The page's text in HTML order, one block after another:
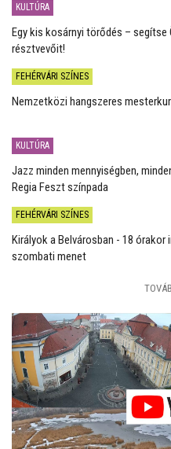
KULTÚRA
Egy kis kosárnyi törődés –
résztvevőit!
FEHÉRVÁRI SZÍNES
Nemzetközi hangszeres
KULTÚRA
Jazz minden mennyiségben,
Regia Feszt színpada
FEHÉRVÁRI SZÍNES
Királyok a Belvárosban - 18
szombati menet